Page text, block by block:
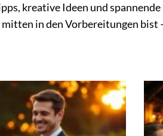
kreative Ideen und
in den Vorbereitungen